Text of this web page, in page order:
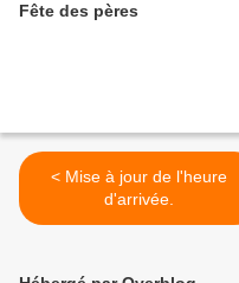
Fête des pères
< Mise à jour de l'heure
d'arrivée.